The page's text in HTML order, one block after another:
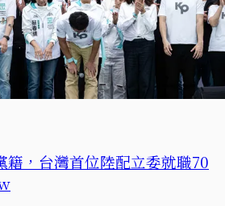
籍，台灣首位陸配立委就職70